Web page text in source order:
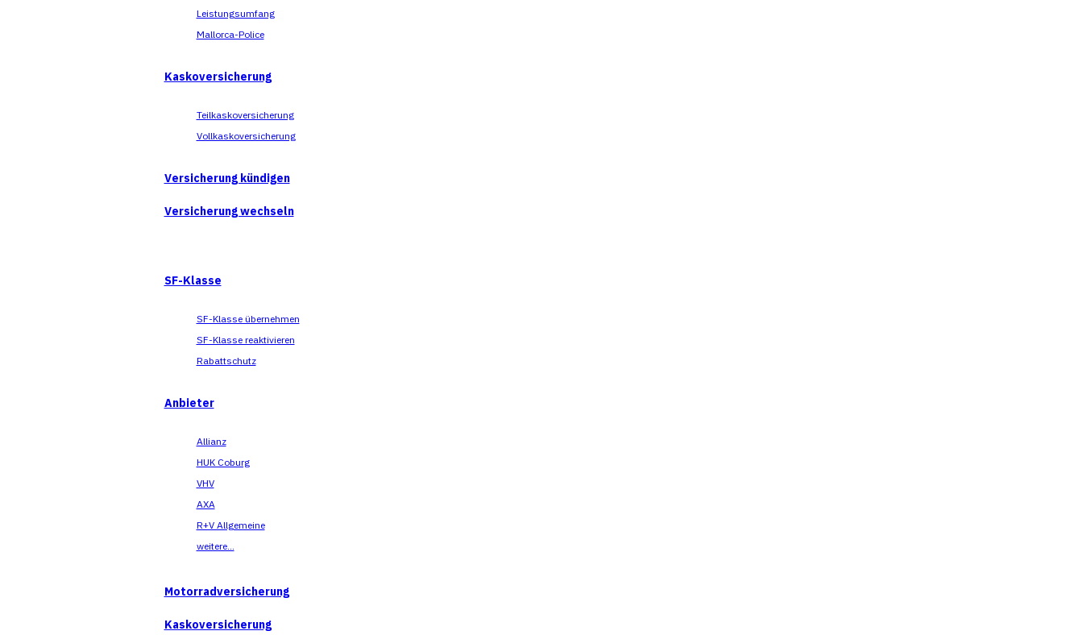
Leistungsumfang
Mallorca-Police
Kaskoversicherung
Teilkaskoversicherung
Vollkaskoversicherung
Versicherung kündigen
Versicherung wechseln
SF-Klasse
SF-Klasse übernehmen
SF-Klasse reaktivieren
Rabattschutz
Anbieter
Allianz
HUK Coburg
VHV
AXA
R+V Allgemeine
weitere...
Motorradversicherung
Kaskoversicherung